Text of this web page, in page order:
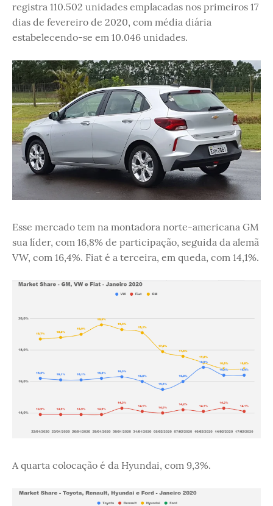
registra 110.502 unidades emplacadas nos primeiros 17
dias de fevereiro de 2020, com média diária
estabelecendo-se em 10.046 unidades.
Esse mercado tem na montadora norte-americana GM
sua líder, com 16,8% de participação, seguida da alemã
VW, com 16,4%. Fiat é a terceira, em queda, com 14,1%.
A quarta colocação é da Hyundai, com 9,3%.